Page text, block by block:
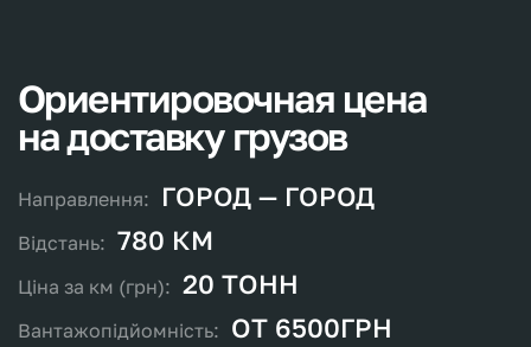
Ориентировочная цена
надоставку грузов
ГОРОД — ГОРОД
780 КМ
20 ТОНН
ОТ 6500ГРН